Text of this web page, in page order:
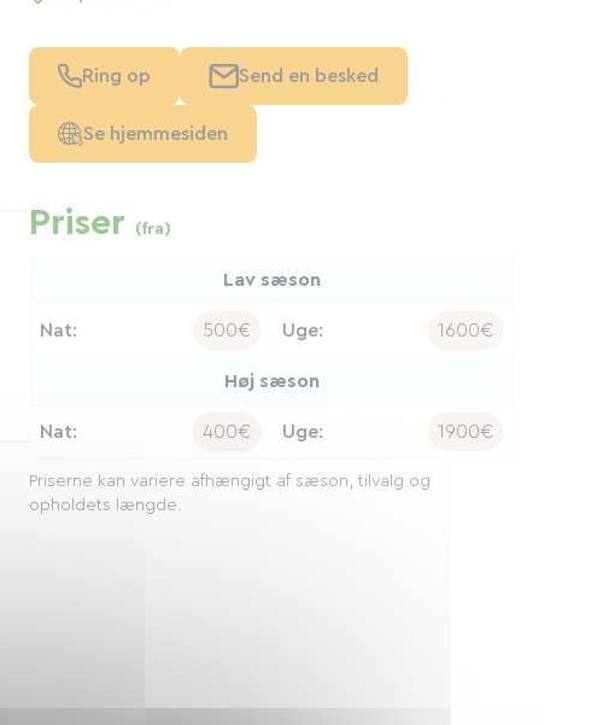
Ring op Send en besked
Se hjemmesiden
Priser (fra)
Lav sæson
Nat: 500€ Uge: 1600€
Høj sæson
Nat: 400€ Uge: 1900€
Priserne kan variere afhængigt af sæson, tilvalg og
opholdets længde.